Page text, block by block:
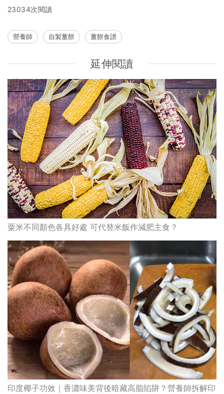
23034次閱讀
營養師 自製薑餅 薑餅食譜
延伸閱讀
粟米不同顏色各具好處 可代替米飯作減肥主食？
印度椰子功效｜香濃味美背後暗藏高脂陷阱？營養師拆解印